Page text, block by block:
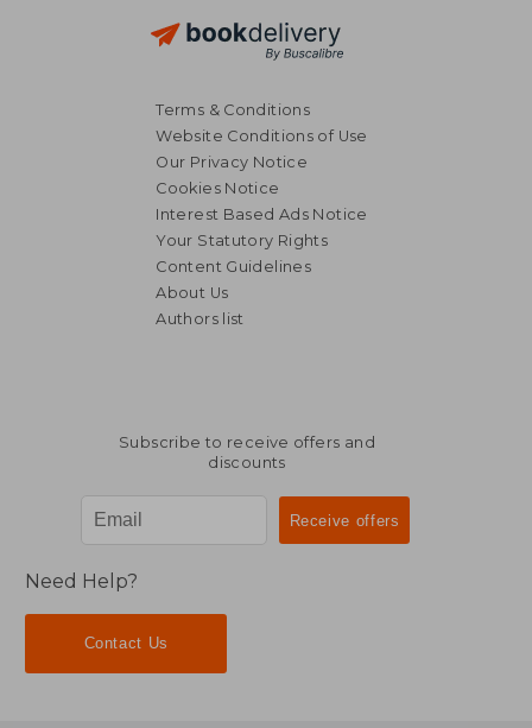
Terms & Conditions
Website Conditions of Use
Our Privacy Notice
Cookies Notice
Interest Based Ads Notice
Your Statutory Rights
Content Guidelines
About Us
Authors list
Subscribe to receive offers and
discounts
Need Help?
Contact Us